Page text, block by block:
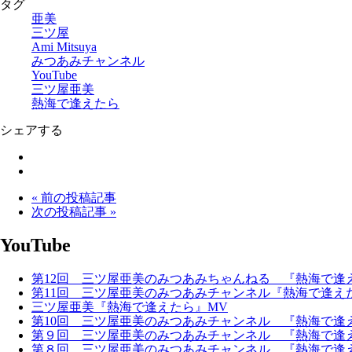
タグ
亜美
三ツ屋
Ami Mitsuya
みつあみチャンネル
YouTube
三ツ屋亜美
熱海で逢えたら
シェアする
« 前の投稿記事
次の投稿記事 »
YouTube
第12回 三ツ屋亜美のみつあみちゃんねる 『熱海で逢
第11回 三ツ屋亜美のみつあみチャンネル『熱海で逢え
三ツ屋亜美『熱海で逢えたら』MV
第10回 三ツ屋亜美のみつあみチャンネル 『熱海で逢
第９回 三ツ屋亜美のみつあみチャンネル 『熱海で逢
第８回 三ツ屋亜美のみつあみチャンネル 『熱海で逢